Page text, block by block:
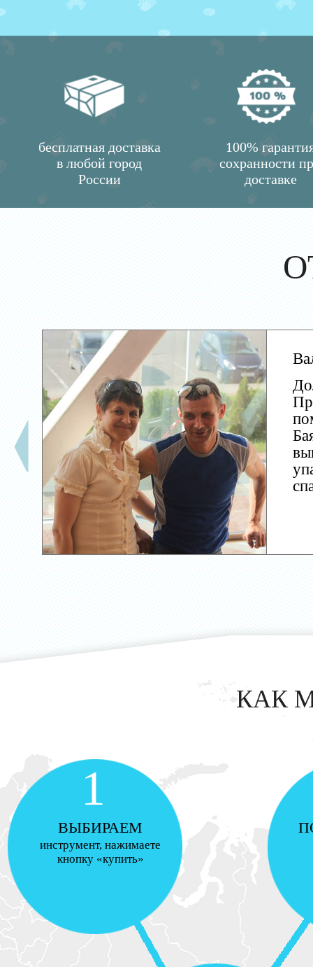
бесплатная доставка
в любой город
России
100%
сохранности
доставке
КАК
1
ВЫБИРАЕМ
инструмент, нажимаете
кнопку «купить»